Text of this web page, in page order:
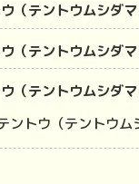
（テントウムシダ
（テントウムシダ
（テントウムシダ
ントウ（テントウ